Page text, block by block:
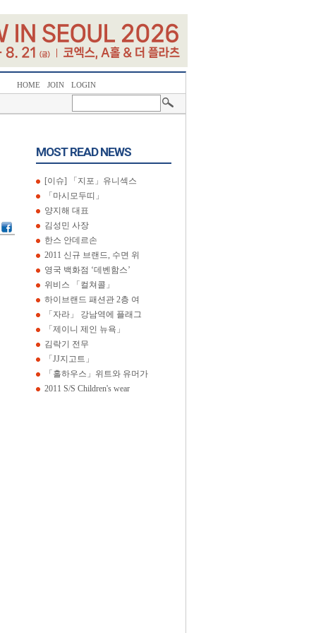
HOME JOIN LOGIN
MOST READ NEWS
[이슈] 「지포」유니섹스
「마시모두띠」
양지해 대표
김성민 사장
한스 안데르손
2011 신규 브랜드, 수면 위
영국 백화점 ‘데벤함스’
위비스 「컬쳐콜」
하이브랜드 패션관 2층 여
「자라」 강남역에 플래그
「제이니 제인 뉴욕」
김락기 전무
「JJ지고트」
「홀하우스」위트와 유머가
2011 S/S Children's wear